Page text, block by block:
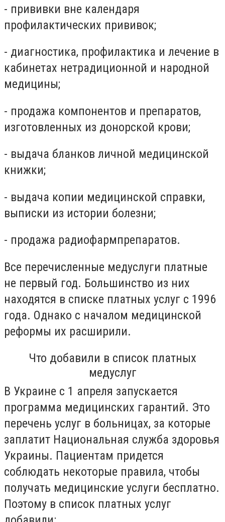
- прививки вне календаря
профилактических прививок;
- диагностика, профилактика и лечение в
кабинетах нетрадиционной и народной
медицины;
- продажа компонентов и препаратов,
изготовленных из донорской крови;
- выдача бланков личной медицинской
книжки;
- выдача копии медицинской справки,
выписки из истории болезни;
- продажа радиофармпрепаратов.
Все перечисленные медуслуги платные
не первый год. Большинство из них
находятся в списке платных услуг с 1996
года. Однако с началом медицинской
реформы их расширили.
Что добавили в список платных
медуслуг
В Украине с 1 апреля запускается
программа медицинских гарантий. Это
перечень услуг в больницах, за которые
заплатит Национальная служба здоровья
Украины. Пациентам придется
соблюдать некоторые правила, чтобы
получать медицинские услуги бесплатно.
Поэтому в список платных услуг